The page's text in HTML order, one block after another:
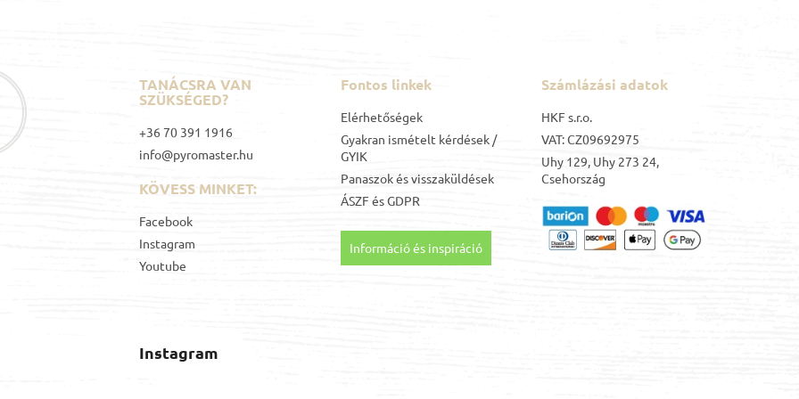
TANÁCSRA VAN
SZÜKSÉGED?
+36 70 391 1916
info@pyromaster.hu
KÖVESS MINKET:
Facebook
Instagram
Youtube
Fontos linkek
Elérhetőségek
Gyakran ismételt kérdések /
GYIK
Panaszok és visszaküldések
ÁSZF ésGDPR
Információ és inspiráció
Számlázási adatok
HKF s.r.o.
VAT: CZ09692975
Uhy 129, Uhy 273 24,
Csehország
Instagram